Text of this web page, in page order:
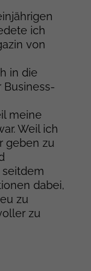
ich
von
in die
Business-
meine
Weil ich
geben zu
seitdem
dabei,
zu
zu